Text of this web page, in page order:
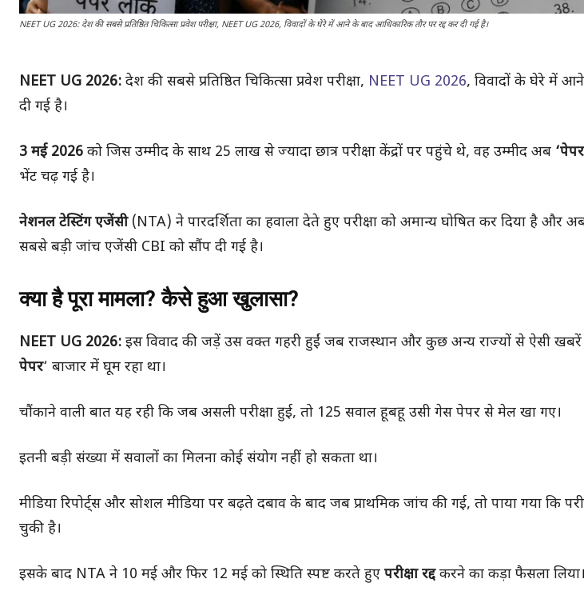
NEET UG 2026: देश की सबसे प्रतिष्ठित चिकित्सा प्रवेश परीक्षा, NEET UG 2026, विवादों के घेरे में आने के बाद आधिकारिक तौर पर रद्द कर दी गई है।
NEET UG 2026: देश की सबसे प्रतिष्ठित चिकित्सा प्रवेश परीक्षा, NEET UG 2026, विवादों के घेरे में
दी गई है।
3 मई 2026 को जिस उम्मीद के साथ 25 लाख से ज्यादा छात्र परीक्षा केंद्रों पर पहुंचे थे, वह उम्मीद अब
भेंट चढ़ गई है।
नेशनल टेस्टिंग एजेंसी (NTA) ने पारदर्शिता का हवाला देते हुए परीक्षा को अमान्य घोषित कर दिया है
सबसे बड़ी जांच एजेंसी CBI को सौंप दी गई है।
क्या है पूरा मामला? कैसे हुआ खुलासा?
NEET UG 2026: इस विवाद की जड़ें उस वक्त गहरी हुईं जब राजस्थान और कुछ अन्य राज्यों से ऐसी खबरें
पेपर‘ बाजार में घूम रहा था।
चौंकाने वाली बात यह रही कि जब असली परीक्षा हुई, तो 125 सवाल हूबहू उसी गेस पेपर से मेल खा गए।
इतनी बड़ी संख्या में सवालों का मिलना कोई संयोग नहीं हो सकता था।
मीडिया रिपोर्ट्स और सोशल मीडिया पर बढ़ते दबाव के बाद जब प्राथमिक जांच की गई, तो पाया गया कि
चुकी है।
इसके बाद NTA ने 10 मई और फिर 12 मई को स्थिति स्पष्ट करते हुए परीक्षा रद्दकरने का कड़ा फैसला लिया।